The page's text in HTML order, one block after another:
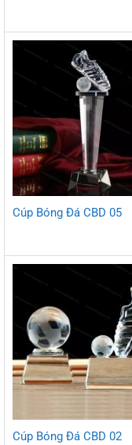
Cúp Bóng Đá CBD 05
Cúp Bóng Đá CBD 02